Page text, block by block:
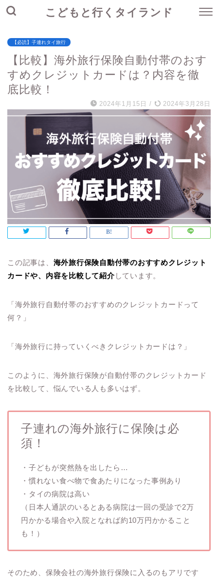
こどもと行くタイランド
【必読】子連れタイ旅行
【比較】海外旅行保険自動付帯のおす
すめクレジットカードは？内容を徹
底比較！
2024年1月15日 / 2024年3月28日
この記事は、 海外旅行保険自動付帯のおすすめクレジット
カードや、内容を比較して紹介しています。
「海外旅行自動付帯のおすすめのクレジットカードって
何？」
「海外旅行に持っていくべきクレジットカードは？」
このように、海外旅行保険が自動付帯のクレジットカード
を比較して、悩んでいる人も多いはず。
子連れの海外旅行に保険は必
須！
・子どもが突然熱を出したら…
・慣れない食べ物で食あたりになった事例あり
・タイの病院は高い
（日本人通訳のいるとある病院は一回の受診で2万
円かかる場合や入院となれば約10万円かかること
も！）
そのため、保険会社の海外旅行保険に入るのもアリです